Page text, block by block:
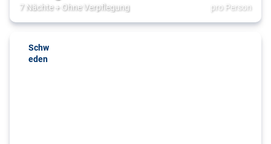
7 Nächte+ Ohne Verpflegung pro Person
Schw
eden